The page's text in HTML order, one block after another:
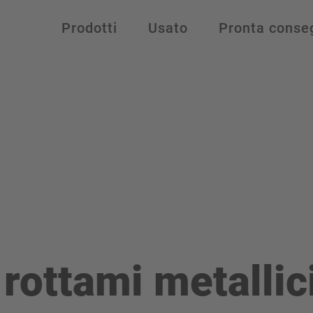
Prodotti Usato Pronta